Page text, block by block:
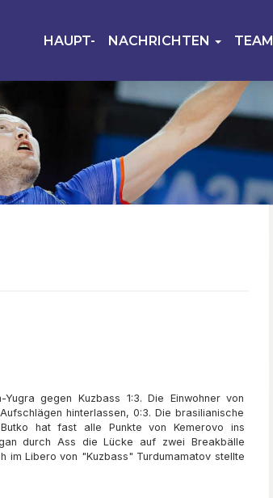
HAUPT- NACHRICHTEN TEAM
gegen Kuzbass 1:3. Die Einwohner von
hinterlassen, 0:3. Die brasilianische
hat fast alle Punkte von Kemerovo ins
durch Ass die Lücke auf zwei Breakbälle
im Libero von "Kuzbass" Turdumamatov stellte